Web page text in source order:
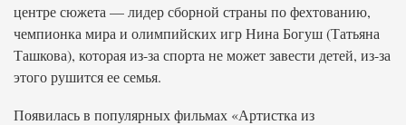
центре сюжета — лидер сборной страны по фехтованию,
чемпионка мира и олимпийских игр Нина Богуш (Татьяна
Ташкова), которая из-за спорта не может завести детей, из-за
этого рушится ее семья.
Появилась в популярных фильмах «Артистка из